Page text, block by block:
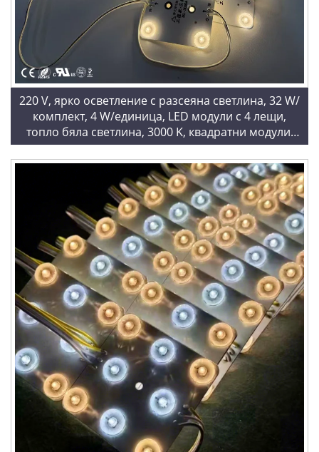
220 V, ярко осветление с разсеяна светлина, 32 W/
комплект, 4 W/единица, LED модули с 4 лещи,
топло бяла светлина, 3000 K, квадратни модули,
LED верига от блокове за украса на таван в
помещение